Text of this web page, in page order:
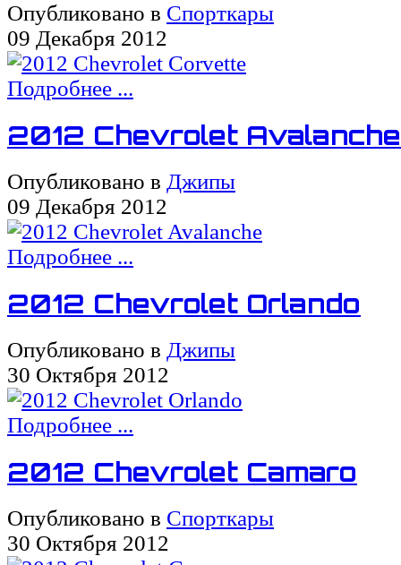
Опубликовано в Спорткары
09 Декабря 2012
Подробнее ...
2012 Chevrolet Avalanche
Опубликовано в Джипы
09 Декабря 2012
Подробнее ...
2012 Chevrolet Orlando
Опубликовано в Джипы
30 Октября 2012
Подробнее ...
2012 Chevrolet Camaro
Опубликовано в Спорткары
30 Октября 2012